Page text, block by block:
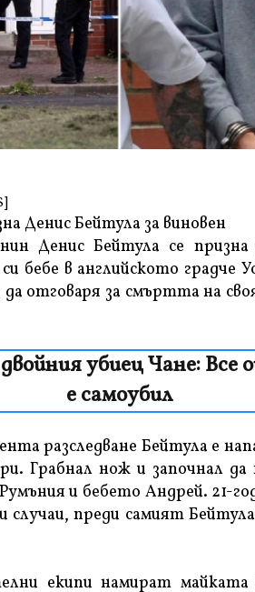
Денис Бейтула за виновен
Денис Бейтула се
бебе в английското градче
да отговаря за смъртта на
убиец Чане: Все
е самоубил
разследване Бейтула е
Грабнал нож и започнал да
и бебето Андрей. 21-
случаи, преди самият
екипи намират